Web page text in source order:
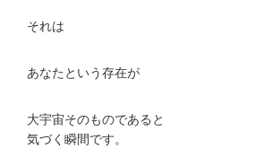
それは
あなたという存在が
大宇宙そのものであると
気づく瞬間です。